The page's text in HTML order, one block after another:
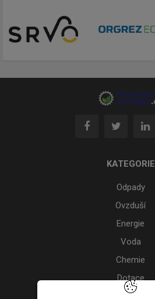
KATEGORIE
Odpady
Ovzduší
Energie
Voda
Chemie
Dotace
Akce